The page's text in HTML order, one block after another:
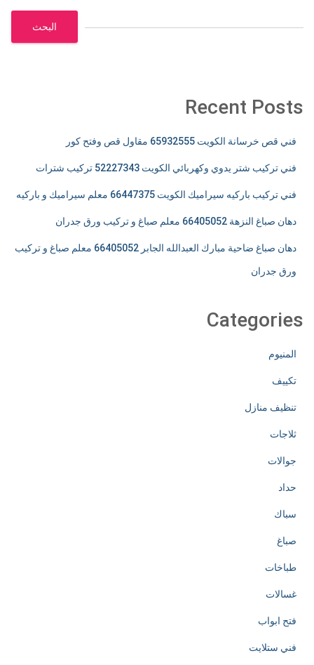
البحث
Recent Posts
فني قص خرسانة الكويت 65932555 مقاول قص وفتح كور
فني تركيب شتر يدوي وكهربائي الكويت 52227343 تركيب شترات
فني تركيب باركيه سيراميك الكويت 66447375 معلم سيراميك و باركيه
دهان صباغ النزهة 66405052 معلم صباغ و تركيب ورق جدران
دهان صباغ ضاحية مبارك العبدالله الجابر 66405052 معلم صباغ و تركيب
ورق جدران
Categories
المنيوم
تكييف
تنظيف منازل
ثلاجات
جوالات
حداد
سباك
صباغ
طباخات
غسالات
فتح ابواب
فني ستلايت